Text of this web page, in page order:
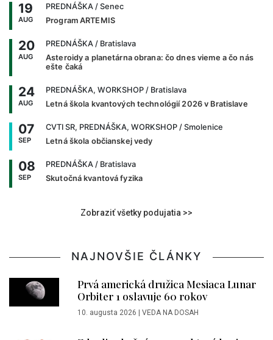
19
AUG
PREDNÁŠKA / Senec
Program ARTEMIS
20
AUG
PREDNÁŠKA / Bratislava
Asteroidy a planetárna obrana: čo dnes vieme a čo nás
ešte čaká
24
AUG
PREDNÁŠKA, WORKSHOP / Bratislava
Letná škola kvantových technológií 2026 v Bratislave
07
SEP
CVTI SR, PREDNÁŠKA, WORKSHOP / Smolenice
Letná škola občianskej vedy
08
SEP
PREDNÁŠKA / Bratislava
Skutočná kvantová fyzika
Zobraziť všetky podujatia >>
NAJNOVŠIE ČLÁNKY
Prvá americká družica Mesiaca Lunar
Orbiter 1 oslavuje 60 rokov
10. augusta 2026 VEDA NA DOSAH